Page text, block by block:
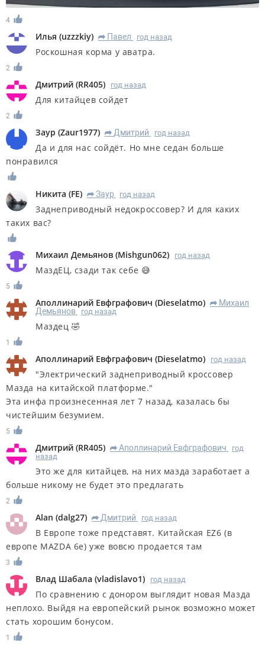
4
Илья (uzzzkiy) R Павел год назад
Роскошная корма у аватра.
2
Дмитрий (RR405) год назад
Для китайцев сойдет
2
Заур (Zaur1977) R Дмитрий год назад
Да и для нас сойдёт. Но мне седан больше
понравился
Никита (FE) R Заур год назад
Заднеприводный недокроссовер? И для каких
таких вас?
Михаил Демьянов (Mishgun062) год назад
МаздЕЦ, сзади так себе 😅
5
Аполлинарий Евфграфович (Dieselatmo) R Михаил
Демьянов
год назад
Маздец 🤣
1
Аполлинарий Евфграфович (Dieselatmo) год назад
"Электрический заднеприводный кроссовер
Мазда на китайской платформе."
Эта инфа произнесенная лет 7 назад, казалась бы
чистейшим безумием.
5
Дмитрий (RR405) R Аполлинарий Евфграфович
год
назад
Это же для китайцев, на них мазда заработает а
больше никому не будет это предлагать
2
Alan (dalg27) R Дмитрий год назад
В Европе тоже представят. Китайская EZ6 (в
европе MAZDA 6e) уже вовсю продается там
3
Влад Шабала (vladislavo1) год назад
По сравнению с донором выглядит новая Мазда
неплохо. Выйдя на европейский рынок возможно может
стать хорошим бонусом.
1